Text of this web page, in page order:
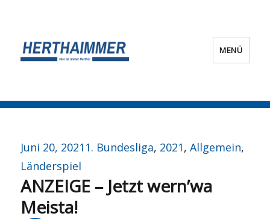
MENÜ
Veröffentlicht
am
Juni 20, 2021 Kategorien
1. Bundesliga, 2021,Allgemein,
Länderspiel
ANZEIGE – Jetzt wern’wa
Meista!